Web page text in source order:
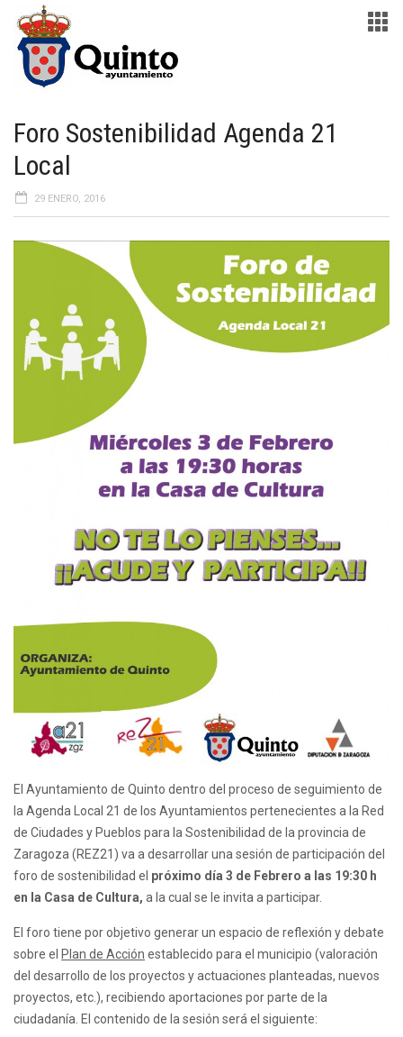
Foro Sostenibilidad Agenda 21
Local
29 ENERO, 2016
El Ayuntamiento de Quinto dentro del proceso de seguimiento de
la Agenda Local 21 de los Ayuntamientos pertenecientes a la Red
de Ciudades y Pueblos para la Sostenibilidad de la provincia de
Zaragoza (REZ21) va a desarrollar una sesión de participación del
foro de sostenibilidad el próximo día 3 de Febrero a las 19:30 h
en la Casa de Cultura, a la cual se le invita a participar.
El foro tiene por objetivo generar un espacio de reflexión y debate
sobre el Plan de Acción establecido para el municipio (valoración
del desarrollo de los proyectos y actuaciones planteadas, nuevos
proyectos, etc.), recibiendo aportaciones por parte de la
ciudadanía. El contenido de la sesión será el siguiente: